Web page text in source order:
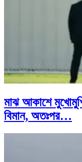
মাঝ আকাশে মুখোমুখি
বিমান, অতঃপর…